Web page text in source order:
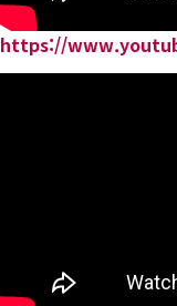
https://